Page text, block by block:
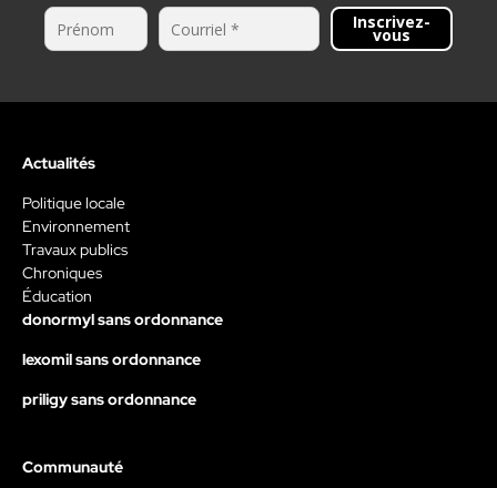
Inscrivez-
vous
Actualités
Politique locale
Environnement
Travaux publics
Chroniques
Éducation
donormyl sans ordonnance
lexomil sans ordonnance
priligy sans ordonnance
Communauté